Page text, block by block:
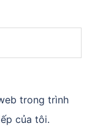
trong trình
của tôi.